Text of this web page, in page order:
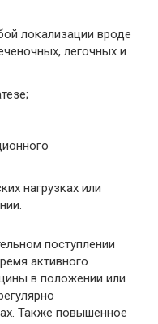
локализации вроде
легочных и
нагрузках или
поступлении
активного
в положении или
Также повышенное